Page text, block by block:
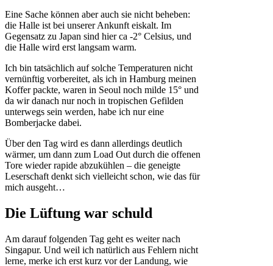
Eine Sache können aber auch sie nicht beheben:
die Halle ist bei unserer Ankunft eiskalt. Im
Gegensatz zu Japan sind hier ca -2° Celsius, und
die Halle wird erst langsam warm.
Ich bin tatsächlich auf solche Temperaturen nicht
vernünftig vorbereitet, als ich in Hamburg meinen
Koffer packte, waren in Seoul noch milde 15° und
da wir danach nur noch in tropischen Gefilden
unterwegs sein werden, habe ich nur eine
Bomberjacke dabei.
Über den Tag wird es dann allerdings deutlich
wärmer, um dann zum Load Out durch die offenen
Tore wieder rapide abzukühlen – die geneigte
Leserschaft denkt sich vielleicht schon, wie das für
mich ausgeht…
Die Lüftung war schuld
Am darauf folgenden Tag geht es weiter nach
Singapur. Und weil ich natürlich aus Fehlern nicht
lerne, merke ich erst kurz vor der Landung, wie